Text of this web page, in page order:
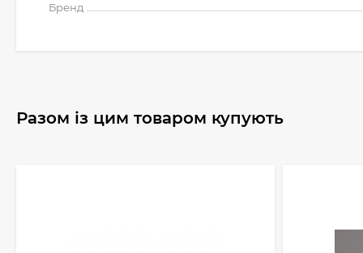
Бренд
Разом із цим товаром купують